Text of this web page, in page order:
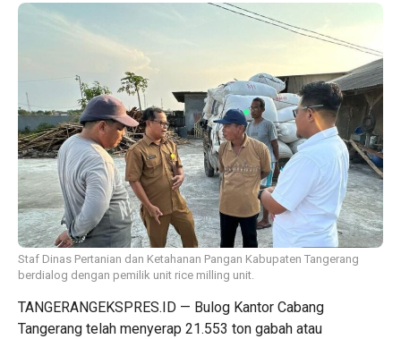
Staf Dinas Pertanian dan Ketahanan Pangan Kabupaten Tangerang
berdialog dengan pemilik unit rice milling unit.
TANGERANGEKSPRES.ID — Bulog Kantor Cabang
Tangerang telah menyerap 21.553 ton gabah atau